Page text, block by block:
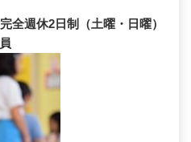
週休2日制（土曜・日曜）